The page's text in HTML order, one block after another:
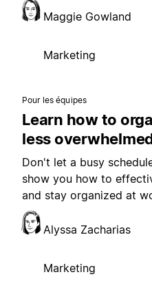
Maggie Gowland
Marketing
Pour les équipes
Learn how to
less
Don't let a busy
show you how to
and stay organized at
Alyssa Zacharias
Marketing